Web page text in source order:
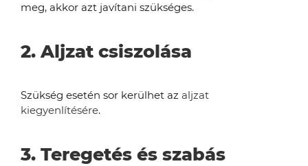
meg, akkor azt javítani szükséges.
2. Aljzat csiszolása
Szükség esetén sor kerülhet az aljzat
kiegyenlítésére.
3. Teregetés és szabás